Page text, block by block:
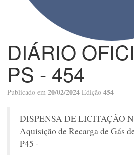
DIÁRIO
PS - 454
Publicado em 20/02/2024 Edição 454
DISPENSA DE LICITAÇÃO
Aquisição de Recarga de Gás
P45 -